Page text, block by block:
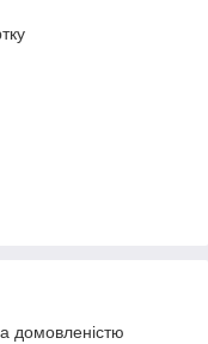
домовленістю